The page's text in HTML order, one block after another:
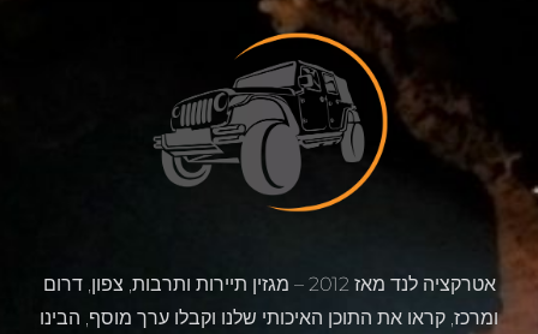
אטרקציה לנד מאז 2012 – מגזין תיירות ותרבות, צפון, דרום
ומרכז, קראו את התוכן האיכותי שלנו וקבלו ערך מוסף, הבינו